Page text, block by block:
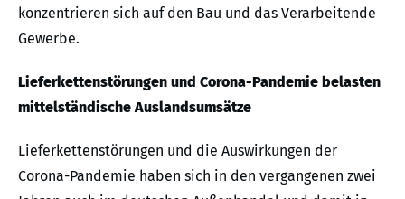
konzentrieren sich auf den Bau und das Verarbeitende
Gewerbe.
Lieferkettenstörungen und Corona-Pandemie belasten
mittelständische Auslandsumsätze
Lieferkettenstörungen und die Auswirkungen der
Corona-Pandemie haben sich in den vergangenen zwei